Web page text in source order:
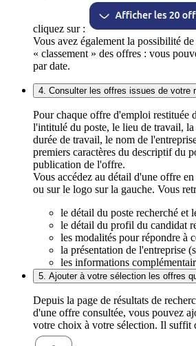
cliquez sur :
Vous avez également la possibilité
« classement » des offres : vous
par date.
4. Consulter les offres issues de votre
Pour chaque offre d'emploi restituée
l'intitulé du poste, le lieu de travail, la
durée de travail, le nom de
premiers caractères du descriptif du
publication de l'offre.
Vous accédez au détail d'une offre
ou sur le logo sur la gauche. Vous
le détail du poste recherché et
le détail du profil du candidat
les modalités pour répondre à
la présentation de l'entreprise
les informations
5. Ajouter à votre sélection les offres
Depuis la page de résultats de
d'une offre consultée, vous pouvez
votre choix à votre sélection. Il suffit